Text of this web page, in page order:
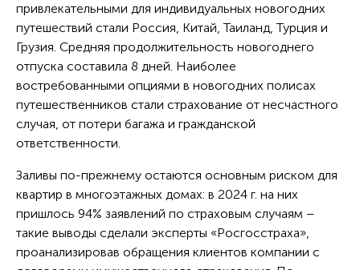
привлекательными для индивидуальных новогодних
путешествий стали Россия, Китай, Таиланд, Турция и
Грузия. Средняя продолжительность новогоднего
отпуска составила 8 дней. Наиболее
востребованными опциями в новогодних полисах
путешественников стали страхование от несчастного
случая, от потери багажа и гражданской
ответственности.
Заливы по-прежнему остаются основным риском для
квартир в многоэтажных домах: в 2024 г. на них
пришлось 94% заявлений по страховым случаям –
такие выводы сделали эксперты «Росгосстраха»,
проанализировав обращения клиентов компании с